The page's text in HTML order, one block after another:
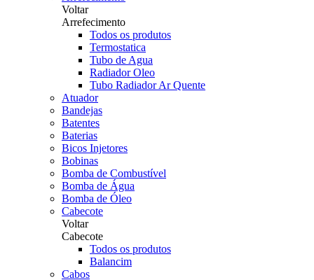
Voltar
Arrefecimento
Todos os produtos
Termostatica
Tubo de Agua
Radiador Oleo
Tubo Radiador Ar Quente
Atuador
Bandejas
Batentes
Baterias
Bicos Injetores
Bobinas
Bomba de Combustível
Bomba de Água
Bomba de Óleo
Cabecote
Voltar
Cabecote
Todos os produtos
Balancim
Cabos